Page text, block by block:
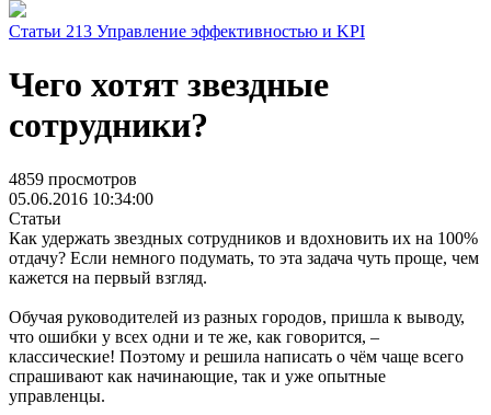
Статьи 213 Управление эффективностью и KPI
Чего хотят звездные
сотрудники?
4859 просмотров
05.06.2016 10:34:00
Статьи
Как удержать звездных сотрудников и вдохновить их на 100%
отдачу? Если немного подумать, то эта задача чуть проще, чем
кажется на первый взгляд.
Обучая руководителей из разных городов, пришла к выводу,
что ошибки у всех одни и те же, как говорится, –
классические! Поэтому и решила написать о чём чаще всего
спрашивают как начинающие, так и уже опытные
управленцы.